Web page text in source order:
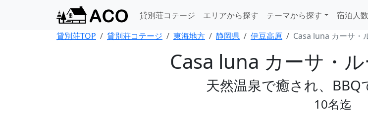
貸別荘コテージ エリアから探す テーマから探す 宿泊人
貸別荘TOP
貸別荘コテージ 東海地方 静岡県 伊豆高原 Casa luna カーサ・
Casa luna カーサ・
天然温泉で癒され、BBQ
10名迄